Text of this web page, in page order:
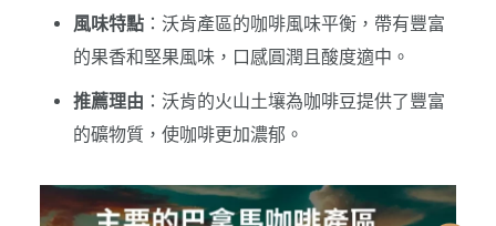
風味特點：沃肯產區的咖啡風味平衡，帶有豐富
的果香和堅果風味，口感圓潤且酸度適中。
推薦理由 ：沃肯的火山土壤為咖啡豆提供了豐富
的礦物質，使咖啡更加濃郁。